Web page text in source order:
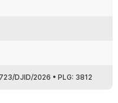
DJID/2026 • PLG: 3812